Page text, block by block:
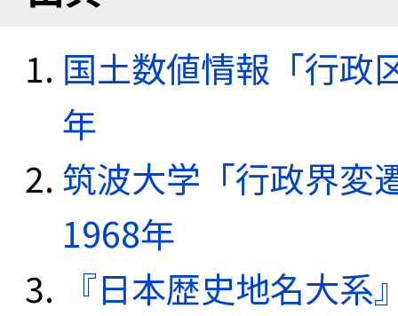
国土数値情報「行政
年
筑波大学「行政界変
1968年
『日本歴史地名大